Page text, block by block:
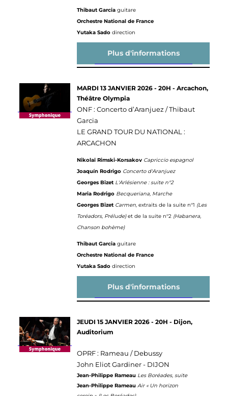
Thibaut Garciaguitare
Orchestre National de France
Yutaka Sadodirection
Plus d'informations
MARDI 13 JANVIER 2026 - 20H - Arcachon,
Théâtre Olympia
ONF : Concerto d’Aranjuez / Thibaut
Garcia
LE GRAND TOUR DU NATIONAL :
ARCACHON
Nikolaï Rimski-Korsakov Capriccio espagnol
Joaquín Rodrigo Concerto d'Aranjuez
Georges Bizet L'Arlésienne : suite n°2
Maria Rodrigo Becqueriana, Marche
Georges Bizet Carmen,extraits de la suite n°1 (Les
Toréadors, Prélude)et de la suite n°2 (Habanera,
Chanson bohème)
Thibaut Garciaguitare
Orchestre National de France
Yutaka Sadodirection
Plus d'informations
JEUDI 15 JANVIER 2026 - 20H - Dijon,
Auditorium
OPRF : Rameau / Debussy
John Eliot Gardiner - DIJON
Jean-Philippe Rameau Les Boréades, suite
Jean-Philippe RameauAir « Un horizon